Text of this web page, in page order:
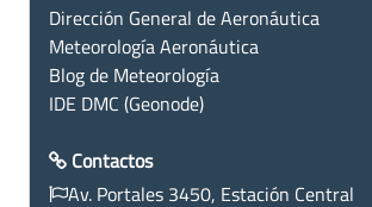
Dirección General de Aeronáutica
Meteorología Aeronáutica
Blog de Meteorología
IDE DMC (Geonode)
Contactos
Av. Portales 3450, Estación Central